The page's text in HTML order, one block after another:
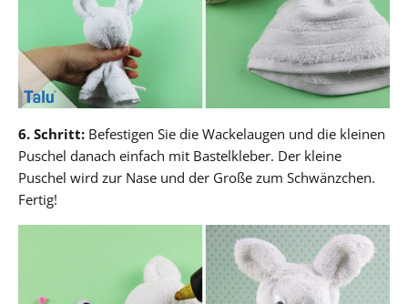
6. Schritt: Befestigen Sie die Wackelaugen und die kleinen
Puschel danach einfach mit Bastelkleber. Der kleine
Puschel wird zur Nase und der Große zum Schwänzchen.
Fertig!